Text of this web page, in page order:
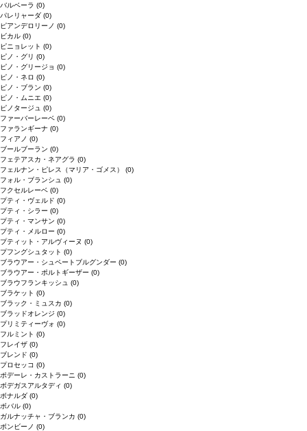
バルベーラ (0)
パレリャーダ (0)
ピアンデロリーノ (0)
ビカル (0)
ピニョレット (0)
ピノ・グリ (0)
ピノ・グリージョ (0)
ピノ・ネロ (0)
ピノ・ブラン (0)
ピノ・ムニエ (0)
ピノタージュ (0)
ファーバーレーベ (0)
ファランギーナ (0)
フィアノ (0)
ブールブーラン (0)
フェテアスカ・ネアグラ (0)
フェルナン・ピレス（マリア・ゴメス） (0)
フォル・ブランシュ (0)
フクセルレーベ (0)
プティ・ヴェルド (0)
プティ・シラー (0)
プティ・マンサン (0)
プティ・メルロー (0)
プティット・アルヴィーヌ (0)
プフングシュタット (0)
ブラウアー・シュペートブルグンダー (0)
ブラウアー・ポルトギーザー (0)
ブラウフランキッシュ (0)
ブラケット (0)
ブラック・ミュスカ (0)
ブラッドオレンジ (0)
プリミティーヴォ (0)
フルミント (0)
フレイザ (0)
ブレンド (0)
プロセッコ (0)
ポデーレ・カストラーニ (0)
ボデガスアルタディ (0)
ボナルダ (0)
ボバル (0)
ガルナッチャ・ブランカ (0)
ボンビーノ (0)